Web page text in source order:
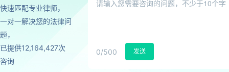
快速匹配专业律师，
一对一解决您的法律问
题，
已提供12,164,427次
咨询
0/500 发送